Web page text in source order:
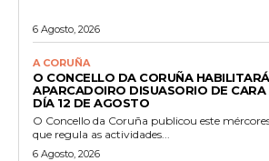
6 Agosto, 2026
A CORUÑA
O CONCELLO DA CORUÑA
APARCADOIRO DISUASORIO DE CARA
DÍA 12 DE AGOSTO
O Concello da Coruña publicou este
que regula as actividades...
6 Agosto, 2026